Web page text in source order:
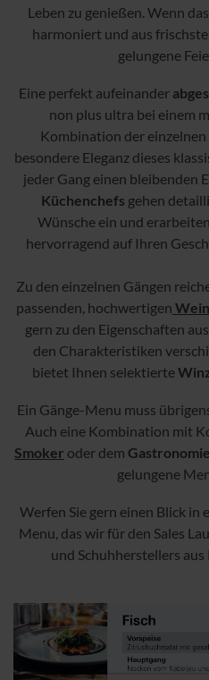
Leben zu genießen. Wenn
harmoniert und aus
gelungene
Eine perfekt aufeinander
non plus ultra bei einem
Kombination der
besondere Eleganz dieses
jeder Gang einen bleibenden
Küchenchefs gehen
Wünsche ein und
hervorragend auf Ihren
Zu den einzelnen Gängen
passenden, hochwertigen
gern zu den Eigenschaften
den Charakteristiken
bietet Ihnen selektierte
Ein Gänge-Menu muss
Auch eine Kombination mit
Smoker oder dem
gelungene
Werfen Sie gern einen Blick in
Menu, das wir für den Sales
und Schuhherstellers